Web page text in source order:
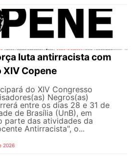
luta antirracista com
Copene
do XIV Congresso
Negros(as)
entre os dias 28 e 31 de
de Brasília (UnB), em
parte das atividades da
Antirracista", o...
2026